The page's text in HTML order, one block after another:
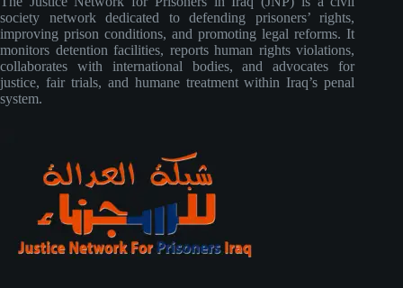
society network dedicated to defending prisoners’ rights,
improving prison conditions, and promoting legal reforms. It
monitors detention facilities, reports human rights violations,
collaborates with international bodies, and advocates for
justice, fair trials, and humane treatment within Iraq’s penal
system.